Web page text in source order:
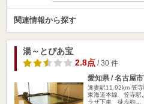
関連情報から探す
湯～とぴあ宝
2.8点/ 30 件
愛知県 / 名古屋
逢妻駅11.92km 笠
東海道本線 笠寺駅
ラザ下車 徒歩約…